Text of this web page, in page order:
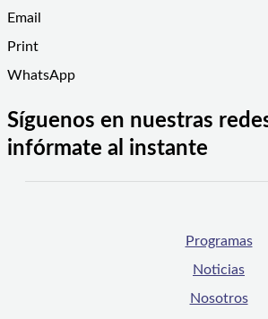
Email
Print
WhatsApp
Síguenos en nuestras
infórmate al instante
Programas
Noticias
Nosotros